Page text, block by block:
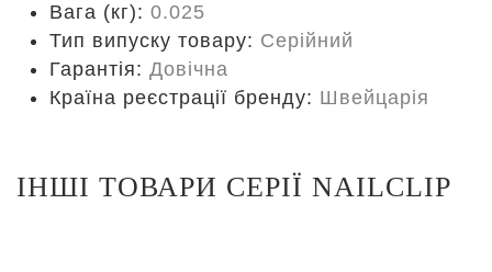
Вага (кг): 0.025
Тип випуску товару: Серійний
Гарантія: Довічна
Країна реєстрації бренду: Швейцарія
ІНШІ ТОВАРИ СЕРІЇ NAILCLIP